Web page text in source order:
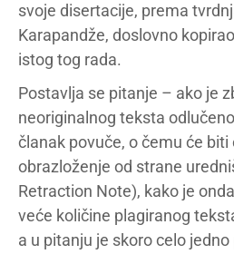
svoje disertacije, prema
Karapandže, doslovno
istog tog rada.
Postavlja se pitanje – ako je
neoriginalnog teksta
članak povuče, o čemu će
obrazloženje od strane
Retraction Note), kako je
veće količine plagiranog
a u pitanju je skoro celo